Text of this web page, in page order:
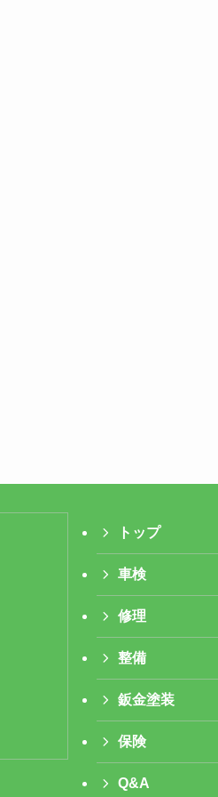
トップ
車検
修理
整備
鈑金塗装
保険
Q&A